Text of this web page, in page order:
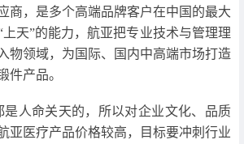
商，是多个高端品牌客户在中国的最大
天”的能力，航亚把专业技术与管理理
物领域，为国际、国内中高端市场打造
件产品。
人命关天的，所以对企业文化、品质
亚医疗产品价格较高，目标要冲刺行业